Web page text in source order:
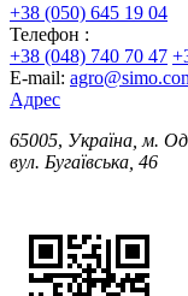
+38 (050) 645 19 04
Телефон :
+38 (048) 740 70 47
E-mail:
Адрес
65005, Україна, м.
вул. Бугаївська, 46